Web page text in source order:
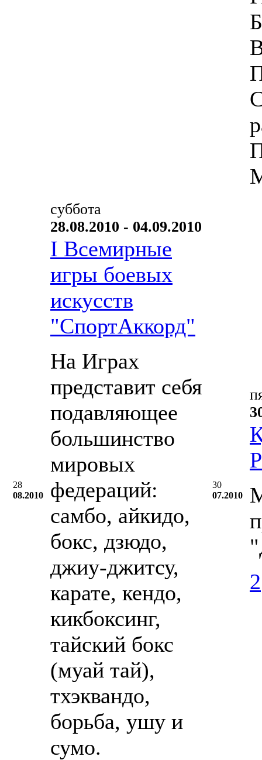
28
08.2010
суббота
28.08.2010 - 04.09.2010
I Всемирные
игры боевых
искусств
"СпортАккорд"
На Играх
представит себя
подавляющее
большинство
мировых
федераций:
самбо, айкидо,
бокс, дзюдо,
джиу-джитсу,
карате, кендо,
кикбоксинг,
тайский бокс
(муай тай),
тхэквандо,
борьба, ушу и
сумо.
30
07.2010
2